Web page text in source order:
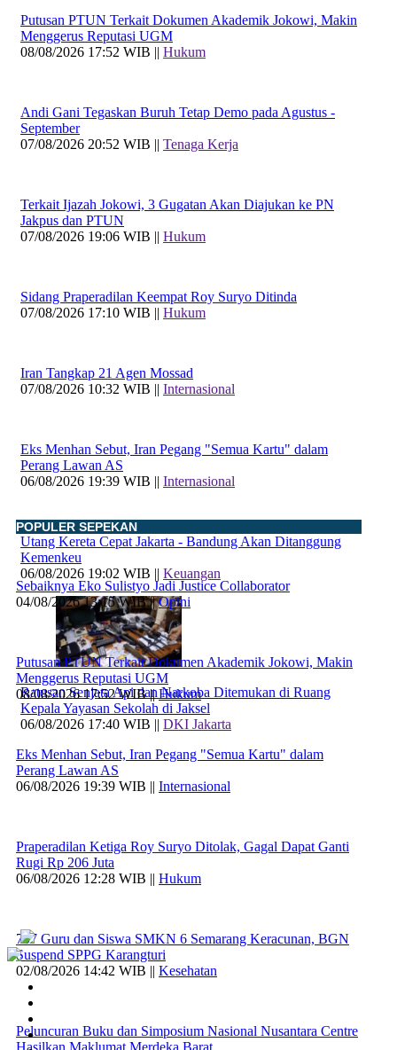
Putusan PTUN Terkait Dokumen Akademik Jokowi, Makin
Menggerus Reputasi UGM
08/08/2026 17:52 WIB || Hukum
Andi Gani Tegaskan Buruh Tetap Demo pada Agustus -
September
07/08/2026 20:52 WIB || Tenaga Kerja
Terkait Ijazah Jokowi, 3 Gugatan Akan Diajukan ke PN
Jakpus dan PTUN
07/08/2026 19:06 WIB || Hukum
Sidang Praperadilan Keempat Roy Suryo Ditinda
07/08/2026 17:10 WIB || Hukum
Iran Tangkap 21 Agen Mossad
07/08/2026 10:32 WIB || Internasional
Eks Menhan Sebut, Iran Pegang "Semua Kartu" dalam
Perang Lawan AS
06/08/2026 19:39 WIB || Internasional
Utang Kereta Cepat Jakarta - Bandung Akan Ditanggung
Kemenkeu
06/08/2026 19:02 WIB || Keuangan
Ratusan Senjata Api dan Narkoba Ditemukan di Ruang
Kepala Yayasan Sekolah di Jaksel
06/08/2026 17:40 WIB || DKI Jakarta
POPULER SEPEKAN
Sebaiknya Eko Sulistyo Jadi Justice Collaborator
04/08/2026 13:15 WIB ||Opini
Putusan PTUN Terkait Dokumen Akademik Jokowi, Makin
Menggerus Reputasi UGM
08/08/2026 17:52 WIB ||Hukum
Eks Menhan Sebut, Iran Pegang "Semua Kartu" dalam
Perang Lawan AS
06/08/2026 19:39 WIB || Internasional
Praperadilan Ketiga Roy Suryo Ditolak, Gagal Dapat Ganti
Rugi Rp 206 Juta
06/08/2026 12:28 WIB || Hukum
707 Guru dan Siswa SMKN 6 Semarang Keracunan, BGN
Suspend SPPG Karangturi
02/08/2026 14:42 WIB || Kesehatan
Peluncuran Buku dan Simposium Nasional Nusantara Centre
Hasilkan Maklumat Merdeka Barat